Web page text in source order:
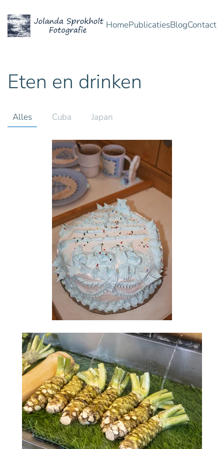
Overslaan en naar de inhoud gaan
HomePublicatiesBlogContact
Eten en drinken
Alles Cuba Japan